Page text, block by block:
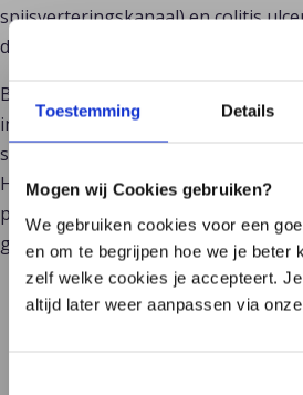
Toestemming Details
Mogen wij Cookies gebruiken?
We gebruiken cookies voor een
en om te begrijpen hoe we je beter
zelf welke cookies je accepteert.
altijd later weer aanpassen via
spijsverteringskanaal) en colitis
de dikke darm)
Bij deze aandoeningen is er iets
interactie tussen immuunsysteem
samenstelling van het Microbioom is
Het aanpassen hiervan door
poeptransplantatie lijkt een
geven.